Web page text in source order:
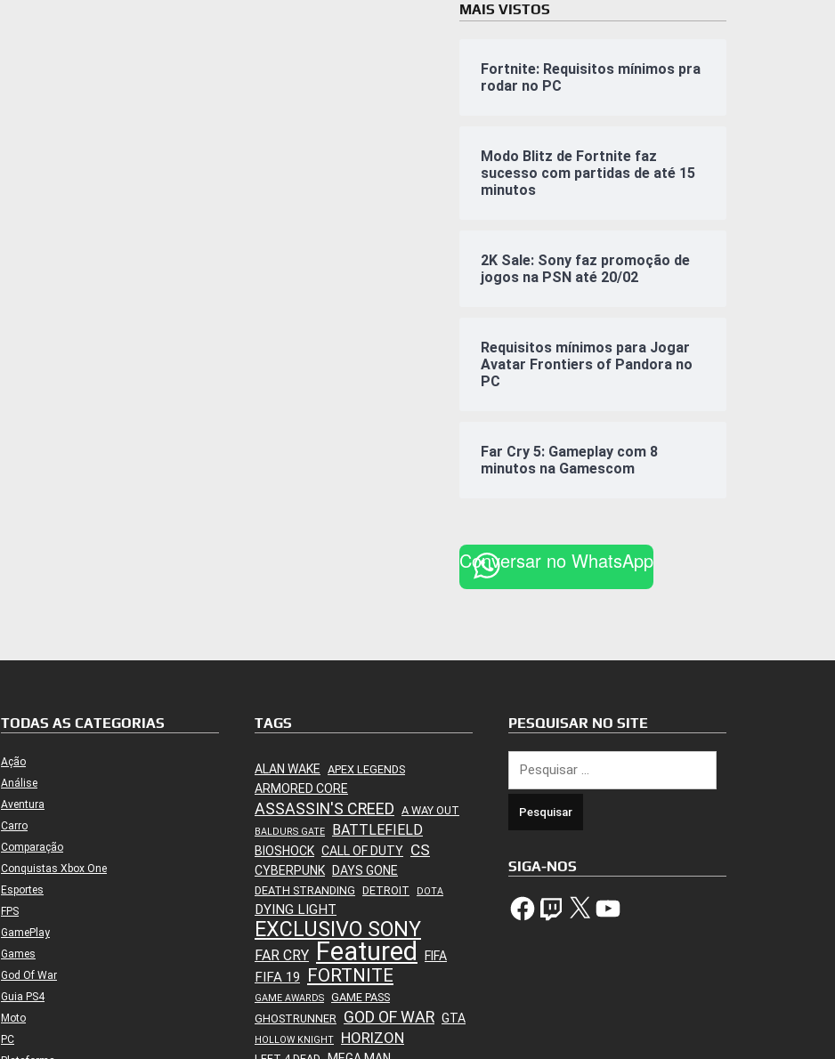
MAIS VISTOS
Fortnite: Requisitos mínimos pra
rodar no PC
Modo Blitz de Fortnite faz
sucesso com partidas de até 15
minutos
2K Sale: Sony faz promoção de
jogos na PSN até 20/02
Requisitos mínimos para Jogar
Avatar Frontiers of Pandora no
PC
Far Cry 5: Gameplay com 8
minutos na Gamescom
Conversar no WhatsApp
TODAS AS CATEGORIAS
Ação
Análise
Aventura
Carro
Comparação
Conquistas Xbox One
Esportes
FPS
GamePlay
Games
God Of War
Guia PS4
Moto
PC
TAGS
ALAN WAKE APEX LEGENDS
ARMORED CORE
ASSASSIN'S CREED A WAY OUT
BALDURS GATE BATTLEFIELD
BIOSHOCK CALL OF DUTY CS
CYBERPUNK DAYS GONE
DEATH STRANDING DETROIT DOTA
DYING LIGHT
EXCLUSIVO SONY
FAR CRY Featured FIFA
FIFA 19 FORTNITE
GAME AWARDS
GAME PASS
GHOSTRUNNER GOD OF WAR GTA
HOLLOW KNIGHT HORIZON
PESQUISAR NO SITE
por:
SIGA-NOS
FacebookTwitch X YouTube